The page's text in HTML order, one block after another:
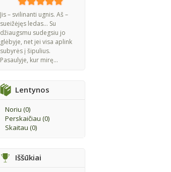
Jis – svilinanti ugnis. Aš –
sueižėjęs ledas... Su
džiaugsmu sudegsiu jo
glėbyje, net jei visa aplink
subyrės į šipulius.
Pasaulyje, kur mirę...
Lentynos
Noriu (0)
Perskaičiau (0)
Skaitau (0)
Iššūkiai